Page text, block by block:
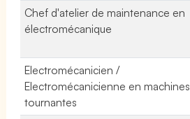
Chef d'atelier de maintenance en
électromécanique
Electromécanicien /
Electromécanicienne en machines
tournantes